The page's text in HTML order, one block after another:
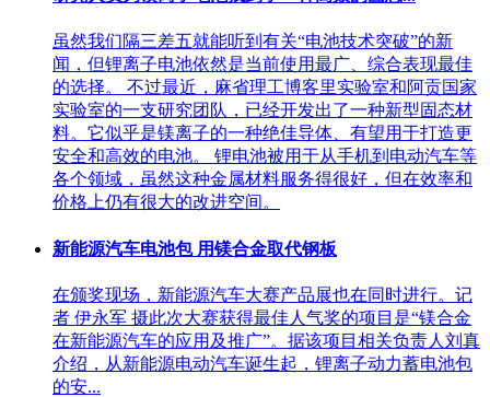
虽然我们隔三差五就能听到有关“电池技术突破”的新
闻，但锂离子电池依然是当前使用最广、综合表现最佳
的选择。 不过最近，麻省理工博客里实验室和阿贡国家
实验室的一支研究团队，已经开发出了一种新型固态材
料。它似乎是镁离子的一种绝佳导体、有望用于打造更
安全和高效的电池。 锂电池被用于从手机到电动汽车等
各个领域，虽然这种金属材料服务得很好，但在效率和
价格上仍有很大的改进空间。
新能源汽车电池包 用镁合金取代钢板
在颁奖现场，新能源汽车大赛产品展也在同时进行。记
者 伊永军 摄此次大赛获得最佳人气奖的项目是“镁合金
在新能源汽车的应用及推广”。据该项目相关负责人刘真
介绍，从新能源电动汽车诞生起，锂离子动力蓄电池包
的安...